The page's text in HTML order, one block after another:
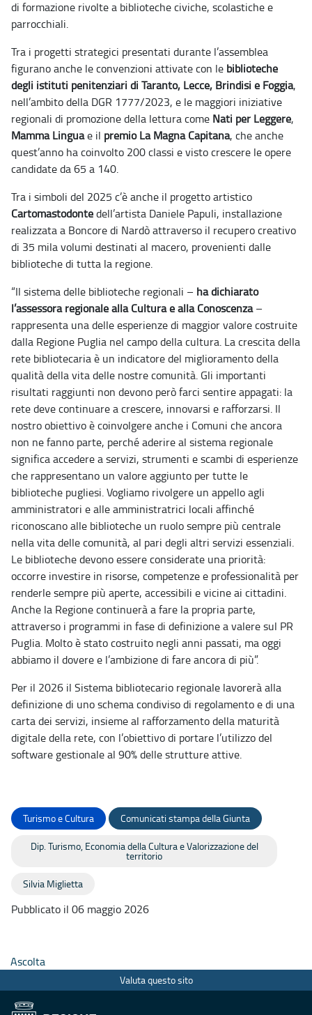
di formazione rivolte a biblioteche civiche, scolastiche e
parrocchiali.
Tra i progetti strategici presentati durante l’assemblea
figurano anche le convenzioni attivate con le biblioteche
degli istituti penitenziari di Taranto, Lecce, Brindisi e Foggia,
nell’ambito della DGR 1777/2023, e le maggiori iniziative
regionali di promozione della lettura come Nati per Leggere,
Mamma Linguae il premio La Magna Capitana, che anche
quest’anno ha coinvolto 200 classi e visto crescere le opere
candidate da 65 a 140.
Tra i simboli del 2025 c’è anche il progetto artistico
Cartomastodontedell’artista Daniele Papuli, installazione
realizzata a Boncore di Nardò attraverso il recupero creativo
di 35 mila volumi destinati al macero, provenienti dalle
biblioteche di tutta la regione.
“Il sistema delle biblioteche regionali – ha dichiarato
l’assessora regionale alla Cultura e alla Conoscenza–
rappresenta una delle esperienze di maggior valore costruite
dalla Regione Puglia nel campo della cultura. La crescita della
rete bibliotecaria è un indicatore del miglioramento della
qualità della vita delle nostre comunità. Gli importanti
risultati raggiunti non devono però farci sentire appagati: la
rete deve continuare a crescere, innovarsi e rafforzarsi. Il
nostro obiettivo è coinvolgere anche i Comuni che ancora
non ne fanno parte, perché aderire al sistema regionale
significa accedere a servizi, strumenti e scambi di esperienze
che rappresentano un valore aggiunto per tutte le
biblioteche pugliesi. Vogliamo rivolgere un appello agli
amministratori e alle amministratrici locali affinché
riconoscano alle biblioteche un ruolo sempre più centrale
nella vita delle comunità, al pari degli altri servizi essenziali.
Le biblioteche devono essere considerate una priorità:
occorre investire in risorse, competenze e professionalità per
renderle sempre più aperte, accessibili e vicine ai cittadini.
Anche la Regione continuerà a fare la propria parte,
attraverso i programmi in fase di definizione a valere sul PR
Puglia. Molto è stato costruito negli anni passati, ma oggi
abbiamo il dovere e l’ambizione di fare ancora di più”.
Per il 2026 il Sistema bibliotecario regionale lavorerà alla
definizione di uno schema condiviso di regolamento e di una
carta dei servizi, insieme al rafforzamento della maturità
digitale della rete, con l’obiettivo di portare l’utilizzo del
software gestionale al 90% delle strutture attive.
Turismo e Cultura Comunicati stampa della Giunta
Dip. Turismo, Economia della Cultura e Valorizzazione del
territorio
Silvia Miglietta
Pubblicato il 06 maggio 2026
Ascolta
Valuta questo sito